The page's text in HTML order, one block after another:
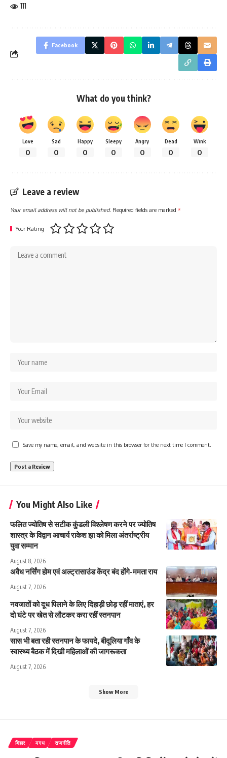
111
Facebook
What do you think?
Love
0
Sad
0
Happy
0
Sleepy
0
Angry
0
Dead
0
Wink
0
Leave a review
Your email address will not be published. Required fields are marked *
Your Rating
Save my name, email, and website in this browser for the next time I comment.
You Might Also Like
फलित ज्योतिष से सटीक कुंडली विश्लेषण करने पर ज्योतिष
शास्त्र के विद्वान आचार्य राकेश झा को मिला अंतर्राष्ट्रीय
युवा सम्मान
August 8, 2026
अवैध नर्सिंग होम एवं अल्ट्रासाउंड केंद्र बंद होंगे-ममता राय
August 7, 2026
नवजातों को दूध पिलाने के लिए दिहाड़ी छोड़ रहीं माताएं, हर
दो घंटे पर खेत से लौटकर करा रहीं स्तनपान
August 7, 2026
सास भी बता रही स्तनपान के फायदे, बीदूलिया गाँव के
स्वास्थ्य बैठक में दिखी महिलाओं की जागरूकता
August 7, 2026
Show More
बिहार मगध राजनीति